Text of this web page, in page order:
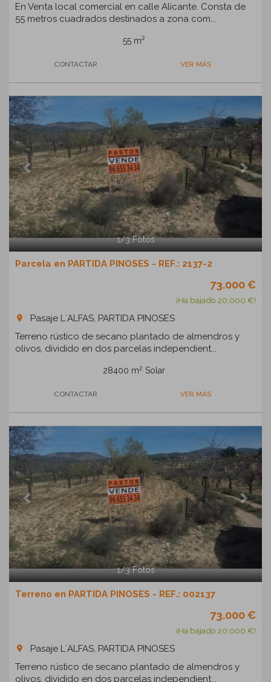
En Venta local comercial en calle Alicante. Consta de
55 metros cuadrados destinados a zona com...
55 m2
CONTACTAR VER MÁS
1/3Fotos
Parcela en PARTIDA PINOSES - REF.: 2137-2
73.000 €
¡Ha bajado 20.000 €!
room
Pasaje L´ALFAS, PARTIDA PINOSES
Terreno rústico de secano plantado de almendros y
olivos, dividido en dos parcelas independient...
28400 m2 Solar
CONTACTAR VER MÁS
1/3Fotos
Terreno en PARTIDA PINOSES - REF.: 002137
73.000 €
¡Ha bajado 20.000 €!
room
Pasaje L´ALFAS, PARTIDA PINOSES
Terreno rústico de secano plantado de almendros y
olivos, dividido en dos parcelas independient...